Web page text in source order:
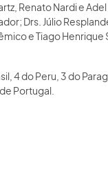
Renato Nardi e
Drs. Júlio
e Tiago Henrique
4 do Peru, 3 do
Portugal.